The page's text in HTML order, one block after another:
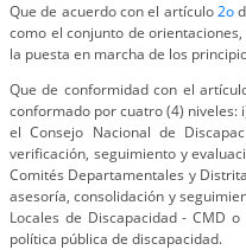
Que de acuerdo con el artículo2o
como el conjunto de
la puesta en marcha de los
Que de conformidad con el
conformado por cuatro (4) niveles:
el Consejo Nacional de
verificación, seguimiento y
Comités Departamentales y
asesoría, consolidación y
Locales de Discapacidad - CMD
política pública de discapacidad.